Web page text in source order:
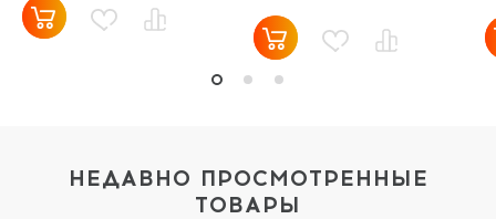
НЕДАВНО ПРОСМОТРЕННЫЕ
ТОВАРЫ